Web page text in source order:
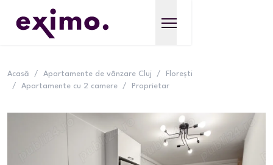
Acasă / Apartamente de vânzare Cluj /
Florești
/
Apartamente cu 2 camere / Proprietar